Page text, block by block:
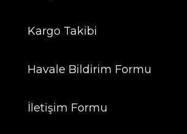
Kargo Takibi
Havale Bildirim Formu
İletişim Formu